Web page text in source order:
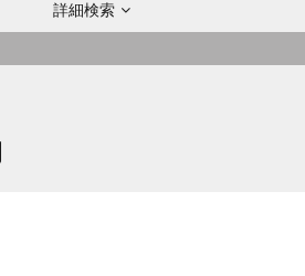
詳細検索